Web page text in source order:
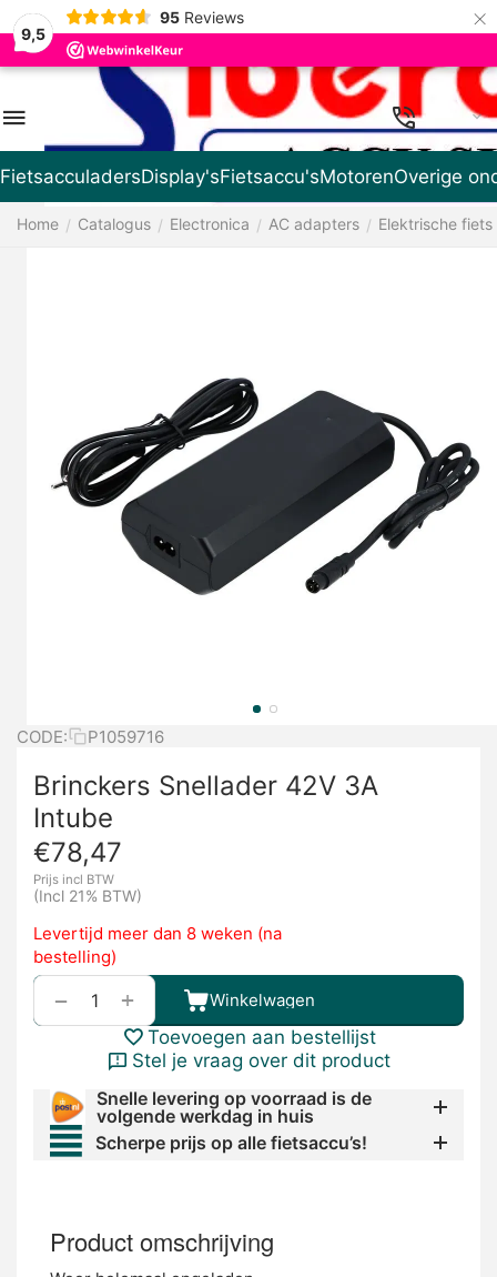
9,5
95 Reviews ×
NL
FietsacculadersDisplay'sFietsaccu'sMotorenOverige
Home / Catalogus / Electronica / AC adapters / Elektrische fiets
CODE: P1059716
Brinckers Snellader 42V 3A
Intube
€78,47
Prijs incl BTW
(Incl 21% BTW)
Levertijd meer dan 8 weken (na
bestelling)
+
− Winkelwagen
Toevoegen aan bestellijst
Stel je vraag over dit product
Snelle levering op voorraad is de
volgende werkdag in huis
Scherpe prijs op alle fietsaccu’s!
Product omschrijving